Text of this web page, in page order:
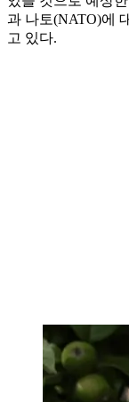
과 나토(NATO)에
고 있다.